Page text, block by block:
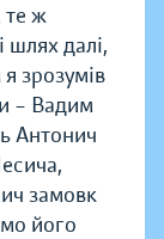
те ж
шлях далі,
зрозумів
– Вадим
Антонич
замовк
його